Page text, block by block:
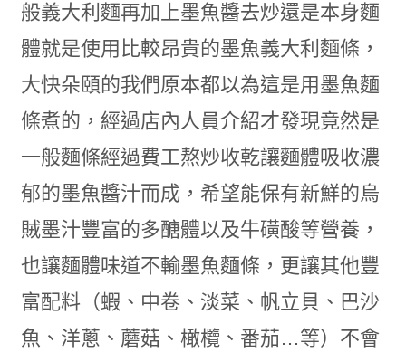
般義大利麵再加上墨魚醬去炒還是本身麵
體就是使用比較昂貴的墨魚義大利麵條，
大快朵頤的我們原本都以為這是用墨魚麵
條煮的，經過店內人員介紹才發現竟然是
一般麵條經過費工熬炒收乾讓麵體吸收濃
郁的墨魚醬汁而成，希望能保有新鮮的烏
賊墨汁豐富的多醣體以及牛磺酸等營養，
也讓麵體味道不輸墨魚麵條，更讓其他豐
富配料（蝦、中卷、淡菜、帆立貝、巴沙
魚、洋蔥、蘑菇、橄欖、番茄…等）不會